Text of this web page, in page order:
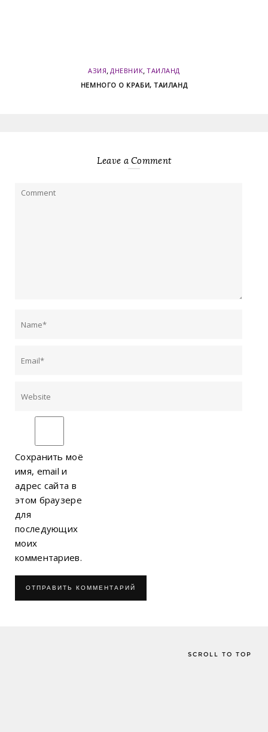
АЗИЯ,ДНЕВНИК,ТАИЛАНД
НЕМНОГО О КРАБИ, ТАИЛАНД
Leave a Comment
Сохранить моё
имя, email и
адрес сайта в
этом браузере
для
последующих
моих
комментариев.
SCROLL TO TOP